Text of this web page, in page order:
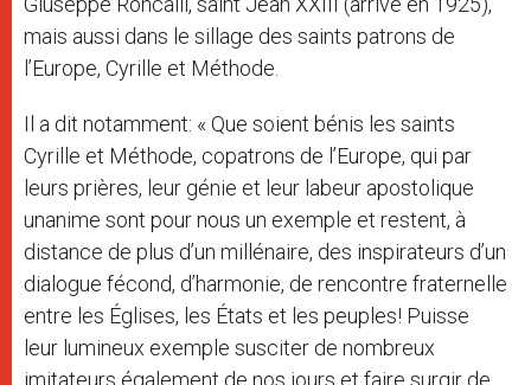
mais aussi dans le sillage des saints patrons de
l’Europe, Cyrille et Méthode.
Il a dit notamment: « Que soient bénis les saints
Cyrille et Méthode, copatrons de l’Europe, qui par
leurs prières, leur génie et leur labeur apostolique
unanime sont pour nous un exemple et restent, à
distance de plus d’un millénaire, des inspirateurs d’un
dialogue fécond, d’harmonie, de rencontre fraternelle
entre les Églises, les États et les peuples! Puisse
leur lumineux exemple susciter de nombreux